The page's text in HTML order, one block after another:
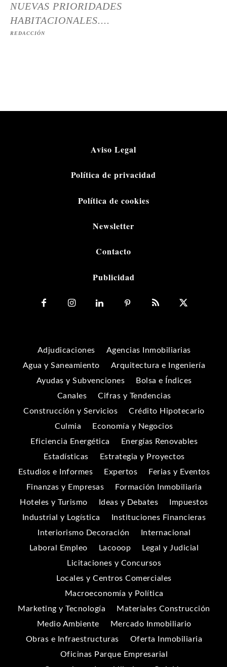
NUEVAS PRIORIDADES
HABITACIONALES....
REDACCIÓN
Aviso Legal
Política de privacidad
Política de cookies
Newsletter
Contacto
Publicidad
Adjudicaciones
Agencias Inmobiliarias
Agua y Saneamiento
Arquitectura e Ingeniería
Ayudas y Subvenciones
Bolsa e Índices
Canales
Cifras y Tendencias
Construcción y Servicios
Crédito Hipotecario
Culmia
Economía y Negocios
Eficiencia Energética
Energías Renovables
Estadísticas
Estrategia y Proyectos
Estudios e Informes
Expertos
Ferias y Eventos
Finanzas y Empresas
Formación Inmobiliaria
Hoteles y Turismo
Ideas y Debates
Impuestos
Industrial y Logística
Instituciones Financieras
Interiorismo Decoración
Internacional
Laboral Empleo
Lacooop
Legal y Judicial
Licitaciones y Concursos
Locales y Centros Comerciales
Macroeconomía y Política
Marketing y Tecnología
Materiales Construcción
Medio Ambiente
Mercado Inmobiliario
Obras e Infraestructuras
Oferta Inmobiliaria
Oficinas Parque Empresarial